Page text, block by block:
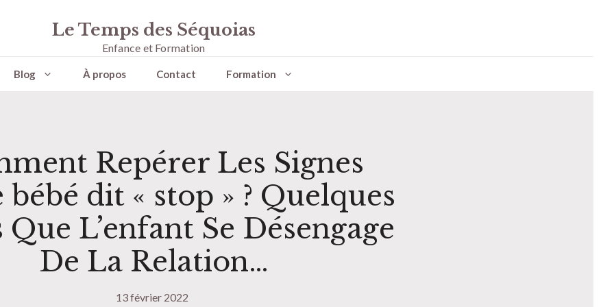
Le Temps des Séquoias
Enfance et Formation
Blog À propos Contact Formation
Repérer Les Signes
bébé dit « stop » ? Quelques
Que L’enfant Se Désengage
De La Relation…
13 février 2022